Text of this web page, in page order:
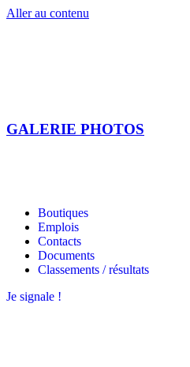
Aller au contenu
GALERIE PHOTOS
Boutiques
Emplois
Contacts
Documents
Classements / résultats
Je signale !